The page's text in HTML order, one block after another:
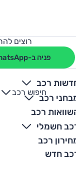
רוצים
פניה ב-WhatsApp
רכב
רכב
רכב
חשמלי
רכב
חדש
חיפוש רכב
+
-